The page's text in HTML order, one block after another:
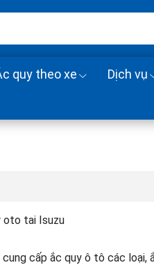
quy theo xe Dịch vụ
oto tai Isuzu
cấp ắc quy ô tô các loại,